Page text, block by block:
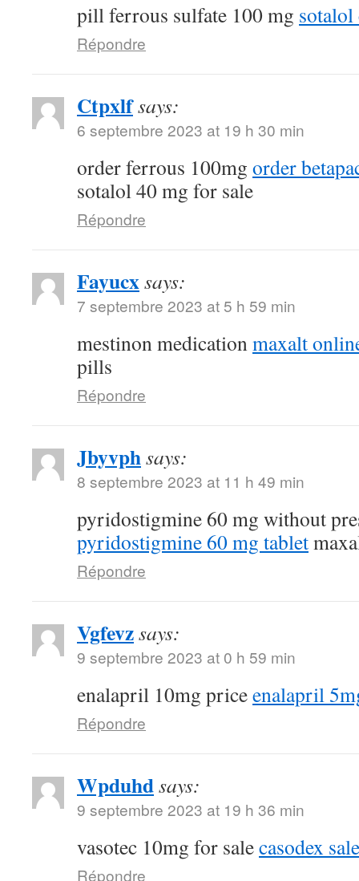
pill ferrous sulfate 100 mg sotalol
Répondre
Ctpxlfsays:
6 septembre 2023 at 19 h 30 min
order ferrous 100mg order
sotalol 40 mg for sale
Répondre
Fayucxsays:
7 septembre 2023 at 5 h 59 min
mestinon medicationmaxalt
pills
Répondre
Jbyvphsays:
8 septembre 2023 at 11 h 49 min
pyridostigmine 60 mg without
pyridostigmine 60 mg tablet
Répondre
Vgfevzsays:
9 septembre 2023 at 0 h 59 min
enalapril 10mg priceenalapril
Répondre
Wpduhdsays:
9 septembre 2023 at 19 h 36 min
vasotec 10mg for salecasodex sale
Répondre